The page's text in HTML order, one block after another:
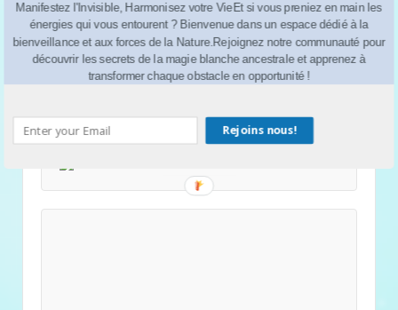
Manifestez l'Invisible, Harmonisez votre VieEt si vous preniez en main les
énergies qui vous entourent ? Bienvenue dans un espace dédié à la
bienveillance et aux forces de la Nature.Rejoignez notre communauté pour
découvrir les secrets de la magie blanche ancestrale et apprenez à
transformer chaque obstacle en opportunité !
Rejoins nous!